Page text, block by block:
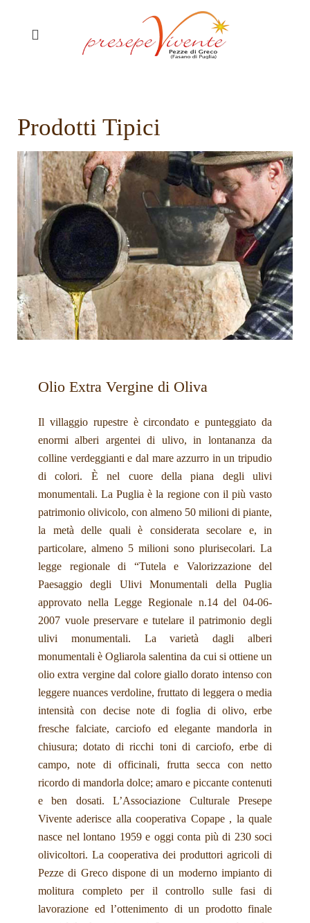
Prodotti Tipici
Olio Extra Vergine di Oliva
Il villaggio rupestre è circondato e punteggiato da
enormi alberi argentei di ulivo, in lontananza da
colline verdeggianti e dal mare azzurro in un tripudio
di colori. È nel cuore della piana degli ulivi
monumentali. La Puglia è la regione con il più vasto
patrimonio olivicolo, con almeno 50 milioni di piante,
la metà delle quali è considerata secolare e, in
particolare, almeno 5 milioni sono plurisecolari. La
legge regionale di “Tutela e Valorizzazione del
Paesaggio degli Ulivi Monumentali della Puglia
approvato nella Legge Regionale n.14 del 04-06-
2007 vuole preservare e tutelare il patrimonio degli
ulivi monumentali. La varietà dagli alberi
monumentali è Ogliarola salentina da cui si ottiene un
olio extra vergine dal colore giallo dorato intenso con
leggere nuances verdoline, fruttato di leggera o media
intensità con decise note di foglia di olivo, erbe
fresche falciate, carciofo ed elegante mandorla in
chiusura; dotato di ricchi toni di carciofo, erbe di
campo, note di officinali, frutta secca con netto
ricordo di mandorla dolce; amaro e piccante contenuti
e ben dosati. L’Associazione Culturale Presepe
Vivente aderisce alla cooperativa Copape , la quale
nasce nel lontano 1959 e oggi conta più di 230 soci
olivicoltori. La cooperativa dei produttori agricoli di
Pezze di Greco dispone di un moderno impianto di
molitura completo per il controllo sulle fasi di
lavorazione ed l’ottenimento di un prodotto finale